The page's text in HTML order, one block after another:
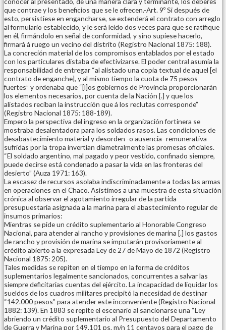
que contrae y los beneficios que se le ofrecen.-Art. 9º Si después de
esto, persistiese en engancharse, se extenderá el contrato con arreglo
al formulario establecido, y le será leído dos veces para que se ratifique
en él, firmándolo en señal de conformidad, y sino supiese hacerlo,
firmará á ruego un vecino del distrito (Registro Nacional 1875: 188).
La concreción material de los compromisos entablados por el estado
con los particulares distaba de efectivizarse. El poder central asumía la
responsabilidad de entregar “al alistado una copia textual de aquel [el
contrato de enganche], y al mismo tiempo la cuota de 75 pesos
fuertes” y ordenaba que “[l]os gobiernos de Provincia proporcionarán
los elementos necesarios, por cuenta de la Nación [.] y que los
alistados reciban la instrucción que á los reclutas corresponde”
(Registro Nacional 1875: 188-189).
Empero la perspectiva del ingreso en la organización fortinera se
mostraba desalentadora para los soldados rasos. Las condiciones de
desabastecimiento material y desorden -o ausencia- remunerativa
sufridas por la tropa invertían diametralmente las promesas oficiales.
“El soldado argentino, mal pagado y peor vestido, confinado siempre,
puede decirse está condenado a pasar la vida en las fronteras del
desierto” (Auza 1971: 163).
La escasez de recursos asolaba indiscriminadamente a todas las armas
en operaciones en el Chaco. Asistimos a una muestra de esta situación
crónica al observar el agotamiento irregular de la partida
presupuestaria asignada a la marina para el abastecimiento regular de
insumos primarios:
Mientras se pide un crédito suplementario al Honorable Congreso
Nacional, para atender al rancho y provisiones de marina [.] los gastos
de rancho y provisión de marina se imputarán provisoriamente al
crédito abierto a la expresada Ley de 27 de Mayo de 1872 (Registro
Nacional 1875: 205).
Tales medidas se repiten en el tiempo en la forma de créditos
suplementarios legalmente sancionados, concurrentes a salvar las
siempre deficitarias cuentas del ejército. La incapacidad de liquidar los
sueldos de los cuadros militares precipitó la necesidad de destinar
“142.000 pesos” para atender este inconveniente (Registro Nacional
1882: 139). En 1883 se repite el escenario al sancionarse una “Ley
abriendo un crédito suplementario al Presupuesto del Departamento
de Guerra y Marina por 149.101 ps. m/n 11 centavos para el pago de